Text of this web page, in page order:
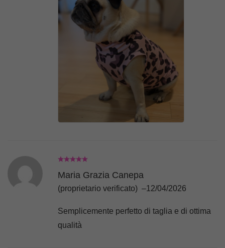
nella realizzazione, insomma, noi siamo
super innamorate di Piggy Pet! Elettra
indossa una F-XS
Maria Grazia Canepa
(proprietario verificato) –12/04/2026
Semplicemente perfetto di taglia e di ottima
qualità